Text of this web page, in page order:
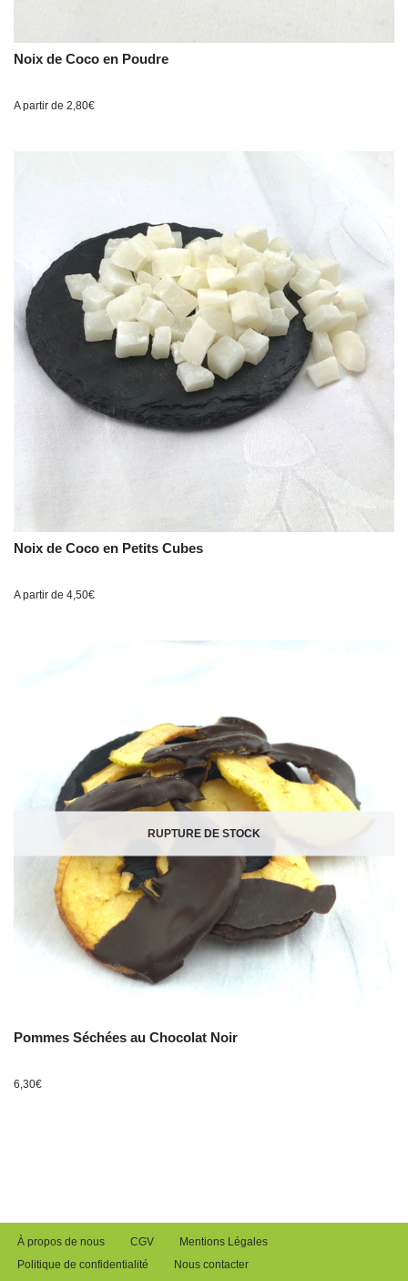
Noix de Coco en Poudre
A partir de 2,80€
Noix de Coco en Petits Cubes
A partir de 4,50€
RUPTURE DE STOCK
Pommes Séchées au Chocolat Noir
6,30€
À propos de nous CGV
Mentions Légales
Politique de confidentialité
Nous contacter